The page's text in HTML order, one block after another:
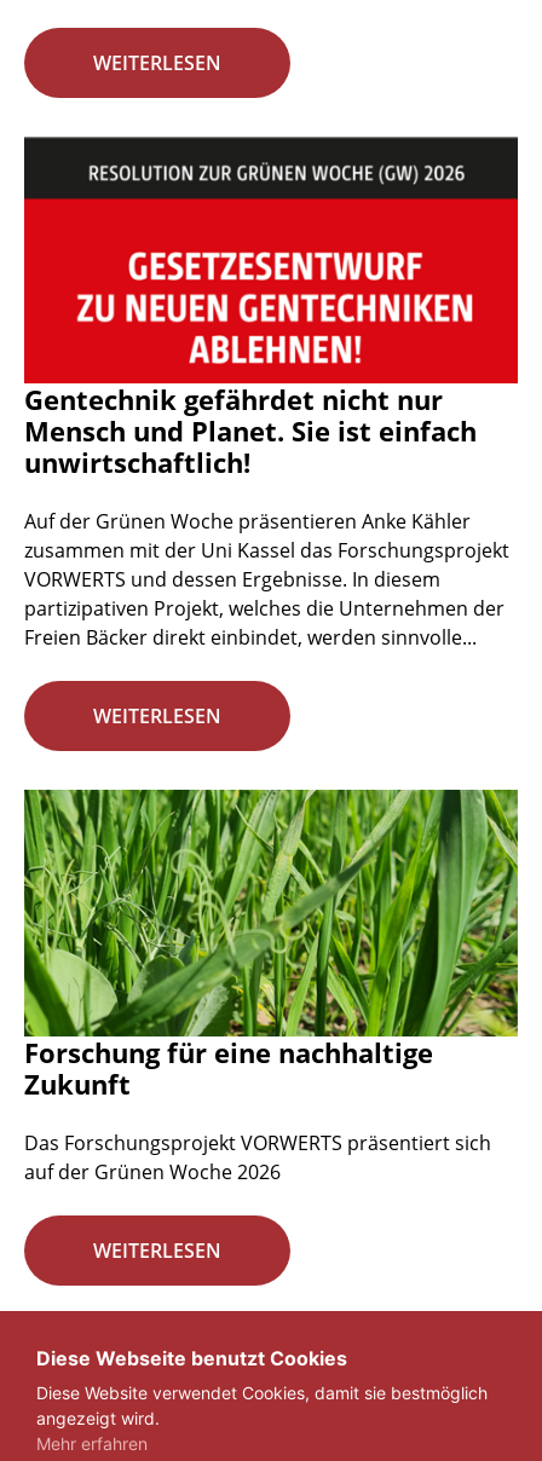
WEITERLESEN
Gentechnik gefährdet nicht nur
Mensch und Planet. Sie ist einfach
unwirtschaftlich!
Auf der Grünen Woche präsentieren Anke Kähler
zusammen mit der Uni Kassel das Forschungsprojekt
VORWERTS und dessen Ergebnisse. In diesem
partizipativen Projekt, welches die Unternehmen der
Freien Bäcker direkt einbindet, werden sinnvolle...
WEITERLESEN
Forschung für eine nachhaltige
Zukunft
Das Forschungsprojekt VORWERTS präsentiert sich
auf der Grünen Woche 2026
WEITERLESEN
1 2 3 ... 29 »
Diese Webseite benutzt Cookies
Diese Website verwendet Cookies, damit sie bestmöglich
angezeigt wird.
Mehr erfahren